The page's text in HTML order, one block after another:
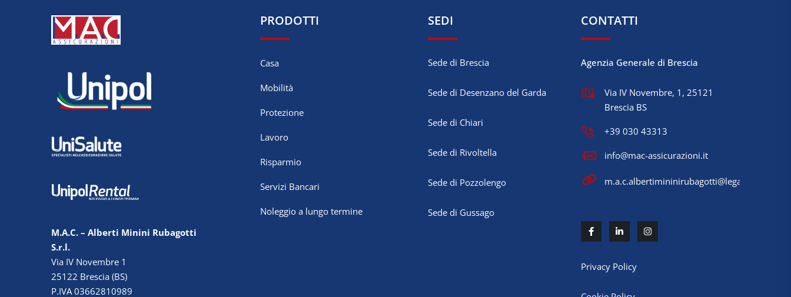
M.A.C. – Alberti Minini Rubagotti
S.r.l.
Via IV Novembre 1
25122 Brescia (BS)
P.IVA 03662810989
PRODOTTI
Casa
Mobilità
Protezione
Lavoro
Risparmio
Servizi Bancari
Noleggio a lungo termine
SEDI
Sede di Brescia
Sede di Desenzano del Garda
Sede di Chiari
Sede di Rivoltella
Sede di Pozzolengo
Sede di Gussago
CONTATTI
Agenzia Generale di Brescia
Via IV Novembre, 1, 25121
Brescia BS
+39 030 43313
info@mac-assicurazioni.it
m.a.c.albertimininirubagotti@legalmail.it
Privacy Policy